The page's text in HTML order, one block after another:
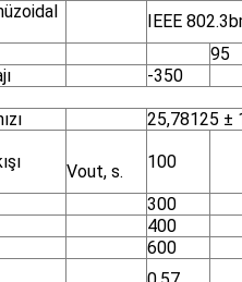
IEEE
95
-350
25,78125 ±
Vout, s. 100
300
400
600